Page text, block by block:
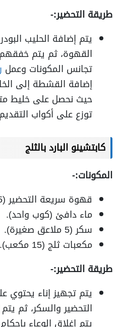
طريقة التحضير:-
يتم إضافة الحليب
القهوة، ثم يتم
تجانس المكونات وعمل
إضافة القشطة إلى
حيث نحصل على خليط
توزع على أكواب
كابتشينو البارد بالثلج
المكونات:-
قهوة سريعة التحضير (3.5 ملاعق كبيرة).
ماء دافئ (كوب واحد).
سكر (5 ملاعق صغيرة).
مكعبات ثلج (15 مكعب).
طريقة التحضير:-
يتم تجهيز إناء
التحضير والسكر، ثم
يتم إغلاق الوعاء